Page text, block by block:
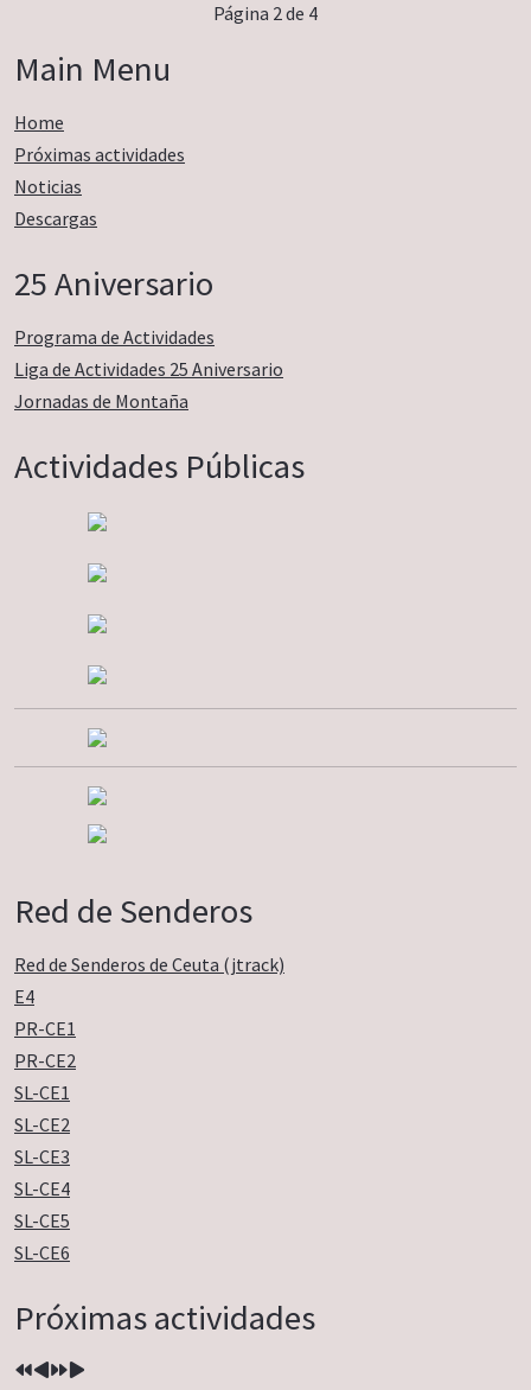
Página 2 de 4
Main Menu
Home
Próximas actividades
Noticias
Descargas
25 Aniversario
Programa de Actividades
Liga de Actividades 25 Aniversario
Jornadas de Montaña
Actividades Públicas
Red de Senderos
Red de Senderos de Ceuta (jtrack)
E4
PR-CE1
PR-CE2
SL-CE1
SL-CE2
SL-CE3
SL-CE4
SL-CE5
SL-CE6
Próximas actividades
anterior
anterior
añomes